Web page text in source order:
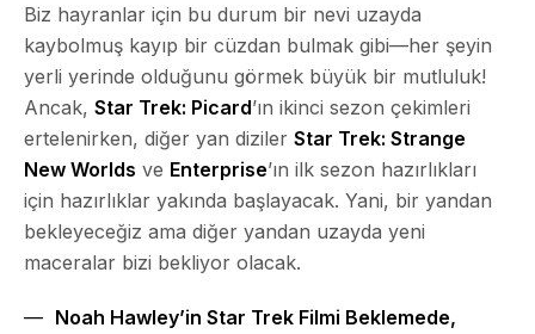
Biz hayranlar için bu durum bir nevi uzayda
kaybolmuş kayıp bir cüzdan bulmak gibi—her şeyin
yerli yerinde olduğunu görmek büyük bir mutluluk!
Ancak, Star Trek: Picard’ın ikinci sezon çekimleri
ertelenirken, diğer yan diziler Star Trek: Strange
New Worlds ve Enterprise’ın ilk sezon hazırlıkları
için hazırlıklar yakında başlayacak. Yani, bir yandan
bekleyeceğiz ama diğer yandan uzayda yeni
maceralar bizi bekliyor olacak.
Noah Hawley’in Star Trek Filmi Beklemede,